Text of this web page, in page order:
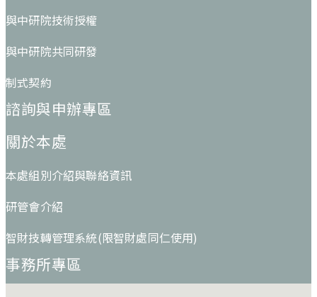
與中研院技術授權
與中研院共同研發
制式契約
諮詢與申辦專區
關於本處
本處組別介紹與聯絡資訊
研管會介紹
智財技轉管理系統(限智財處同仁使用)
事務所專區